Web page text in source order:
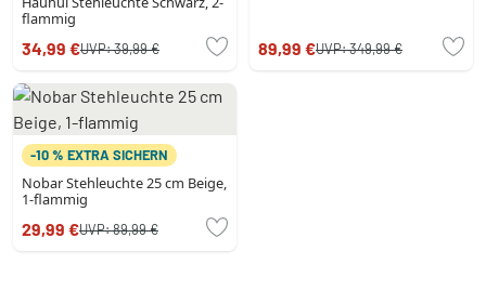
flammig
34,99 €UVP:39,99 € 89,99 €UVP:349,99 €
-10 % EXTRA SICHERN
Nobar Stehleuchte 25 cm Beige,
1-flammig
29,99 €UVP:89,99 €